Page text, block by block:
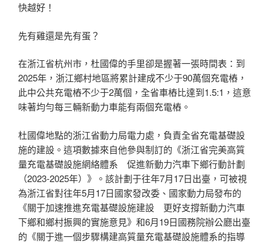
快越好！
先有雞還是先有蛋？
在浙江省杭州市，杜國偉的手里卻是握著一張時間表：到
2025年，浙江鄉村地區將累計建成不少于90萬個充電樁，
此中公共充電樁不少于2萬個，全省車樁比達到1.5:1，這意
味著均勻每三輛新動力車能有兩個充電樁。
杜國偉地點的浙江省動力局電力處，負責全省充電基礎設
施的建設。這項數據來自他參與制訂的《浙江省完美高質
量充電基礎設施網絡體系 促進新動力汽車下鄉行動計劃
（2023-2025年）》。該計劃于往年7月17日出臺，可被視
為浙江省對往年5月17日國家發改委、國家動力局發布的
《關于加速推進充電基礎設施建設 更好支撐新動力汽車
下鄉和鄉村振興的實施意見》和6月19日國務院辦公廳出臺
的《關于進一個步驟構建高質量充電基礎設施體系的指導